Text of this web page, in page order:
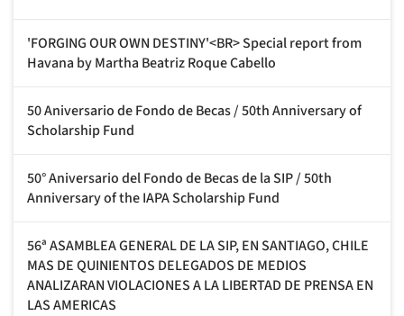
'FORGING OUR OWN DESTINY'<BR> Special report from
Havana by Martha Beatriz Roque Cabello
50 Aniversario de Fondo de Becas / 50th Anniversary of
Scholarship Fund
50° Aniversario del Fondo de Becas de la SIP / 50th
Anniversary of the IAPA Scholarship Fund
56ª ASAMBLEA GENERAL DE LA SIP, EN SANTIAGO, CHILE
MAS DE QUINIENTOS DELEGADOS DE MEDIOS
ANALIZARAN VIOLACIONES A LA LIBERTAD DE PRENSA EN
LAS AMERICAS